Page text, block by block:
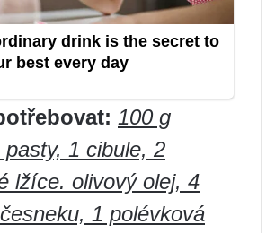
100 g
1 cibule, 2
lžíce. olivový olej, 4
1 polévková